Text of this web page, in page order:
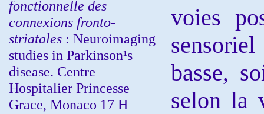
fonctionnelle des
connexions fronto-
striatales : Neuroimaging
studies in Parkinson¹s
disease. Centre
Hospitalier Princesse
Grace, Monaco 17 H
voies
basse,
selon la